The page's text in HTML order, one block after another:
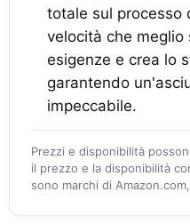
totale sul processo
velocità che
esigenze e crea lo
garantendo
impeccabile.
Prezzi e disponibilità
il prezzo e la disponibilità
sono marchi di